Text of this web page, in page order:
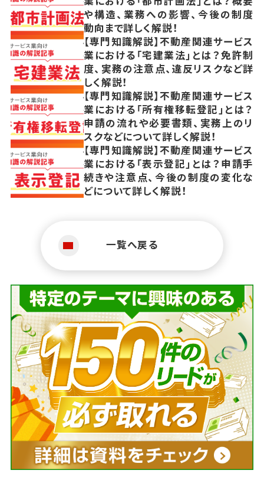
や構造、業務への影響、今後の制度
動向まで詳しく解説！
【専門知識解説】不動産関連サービス
業における「宅建業法」とは？免許制
度、実務の注意点、違反リスクなど詳
しく解説！
【専門知識解説】不動産関連サービス
業における「所有権移転登記」とは？
申請の流れや必要書類、実務上のリ
スクなどについて詳しく解説！
【専門知識解説】不動産関連サービス
業における「表示登記」とは？申請手
続きや注意点、今後の制度の変化な
どについて詳しく解説！
一覧へ戻る